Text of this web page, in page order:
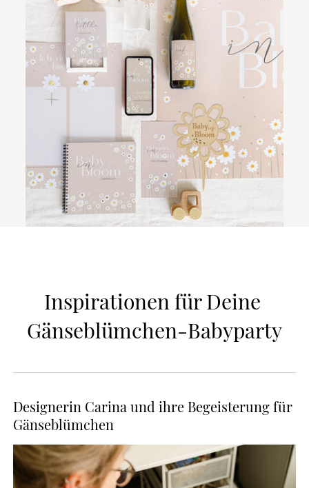
Inspirationen für Deine
Gänseblümchen-Babyparty
Designerin Carina und ihre Begeisterung für
Gänseblümchen